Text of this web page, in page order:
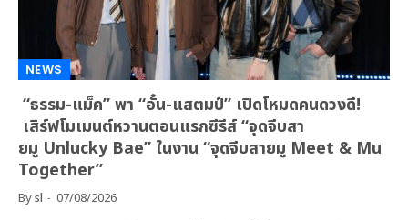
NEWS
“ธรรม-แม็ค” พา “อั๋น-แสตมป์” เปิดโหมดคนดวงดี!
เสิร์ฟโมเมนต์หวานตอนแรกซีรีส์ “จุดจีบสา
ยมู Unlucky Bae” ในงาน “จุดจีบสายมู Meet & Mu
Together”
Bysl 07/08/2026